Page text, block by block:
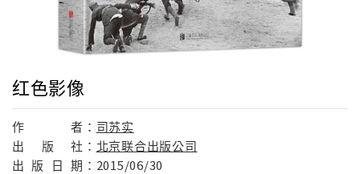
红色影像
作 者： 司苏实
出
版 社： 北京联合出版公司
出 版 日 期： 2015/06/30